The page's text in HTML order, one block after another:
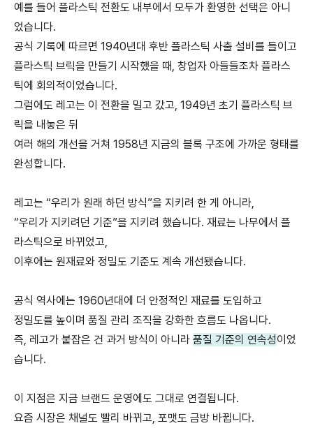
예를 들어 플라스틱 전환도 내부에서 모두가 환영한 선택은 아니
었습니다.
공식 기록에 따르면 1940년대 후반 플라스틱 사출 설비를 들이고
플라스틱 브릭을 만들기 시작했을 때, 창업자 아들들조차 플라스
틱에 회의적이었습니다.
그럼에도 레고는 이 전환을 밀고 갔고, 1949년 초기 플라스틱 브
릭을 내놓은 뒤
여러 해의 개선을 거쳐 1958년 지금의 블록 구조에 가까운 형태를
완성합니다.
레고는 “우리가 원래 하던 방식”을 지키려 한 게 아니라,
“우리가 지키려던 기준”을 지키려 했습니다. 재료는 나무에서 플
라스틱으로 바뀌었고,
이후에는 원재료와 정밀도 기준도 계속 개선됐습니다.
공식 역사에는 1960년대에 더 안정적인 재료를 도입하고
정밀도를 높이며 품질 관리 조직을 강화한 흐름도 나옵니다.
즉, 레고가 붙잡은 건 과거 방식이 아니라 품질 기준의 연속성이었
습니다.
이 지점은 지금 브랜드 운영에도 그대로 연결됩니다.
요즘 시장은 채널도 빨리 바뀌고, 포맷도 금방 바뀝니다.